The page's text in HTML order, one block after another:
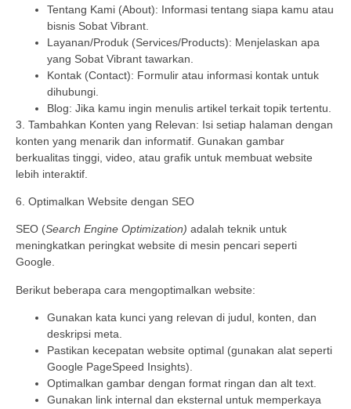
Tentang Kami (About): Informasi tentang siapa kamu atau
bisnis Sobat Vibrant.
Layanan/Produk (Services/Products): Menjelaskan apa
yang Sobat Vibrant tawarkan.
Kontak (Contact): Formulir atau informasi kontak untuk
dihubungi.
Blog: Jika kamu ingin menulis artikel terkait topik tertentu.
3. Tambahkan Konten yang Relevan: Isi setiap halaman dengan
konten yang menarik dan informatif. Gunakan gambar
berkualitas tinggi, video, atau grafik untuk membuat website
lebih interaktif.
6. Optimalkan Website dengan SEO
SEO (Search Engine Optimization) adalah teknik untuk
meningkatkan peringkat website di mesin pencari seperti
Google.
Berikut beberapa cara mengoptimalkan website:
Gunakan kata kunci yang relevan di judul, konten, dan
deskripsi meta.
Pastikan kecepatan website optimal (gunakan alat seperti
Google PageSpeed Insights).
Optimalkan gambar dengan format ringan dan alt text.
Gunakan link internal dan eksternal untuk memperkaya